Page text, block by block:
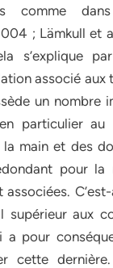
comme
; Lämkull et
s’explique
associé aux
un nombre
particulier au
la main et des
pour la
supérieur aux
a pour
cette